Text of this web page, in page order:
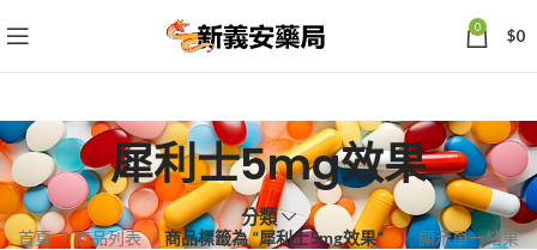
0 $0
犀利士5mg效果
分類
首頁 商品列表 商品標籤為 “犀利士5mg效果” 顯示單一結果